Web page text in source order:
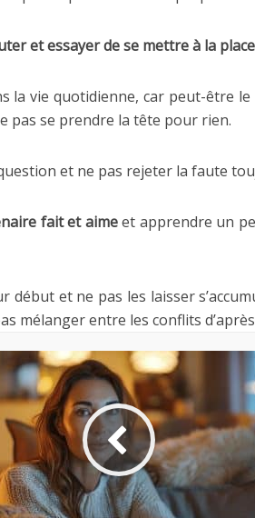
et essayer de se mettre à la
la vie quotidienne, car peut-être
pas se prendre la tête pour rien.
et ne pas rejeter la faute
fait et aimeet apprendre un
début et ne pas les laisser
mélanger entre les conflits